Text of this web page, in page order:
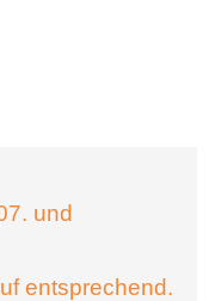
und
entsprechend.